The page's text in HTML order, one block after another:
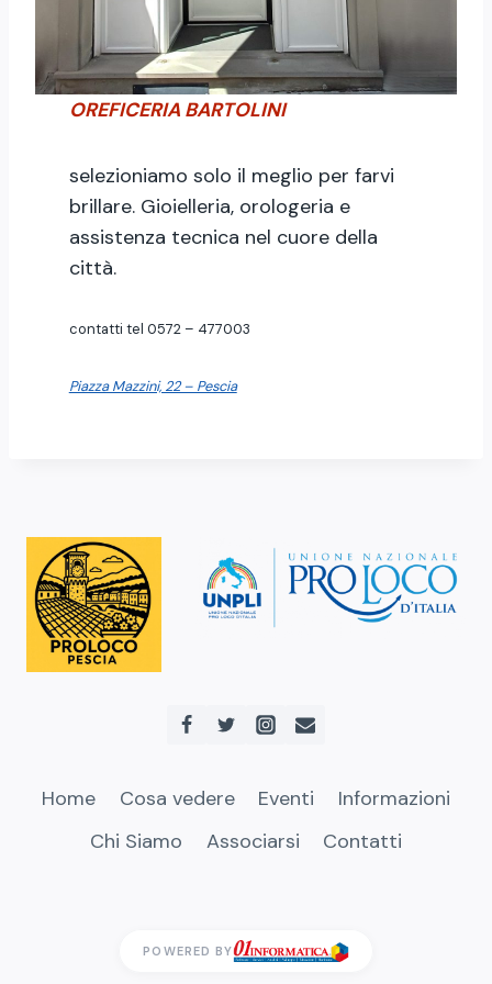
OREFICERIA BARTOLINI
selezioniamo solo il meglio per farvi
brillare. Gioielleria, orologeria e
assistenza tecnica nel cuore della
città.
contatti tel 0572 – 477003
Piazza Mazzini, 22 – Pescia
Home Cosa vedere Eventi
Informazioni
Chi Siamo
Associarsi Contatti
POWERED BY